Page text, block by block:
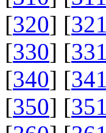
[320] [321
[330] [331
[340] [341
[350] [351